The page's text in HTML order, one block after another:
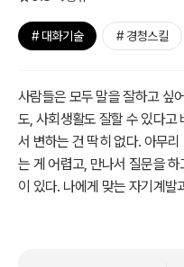
# 대화기술 # 경청스킬
사람들은 모두 말을 잘하고 싶
도, 사회생활도 잘할 수 있다고
서 변하는 건 딱히 없다. 아무
는 게 어렵고, 만나서 질문을
이 있다. 나에게 맞는 자기계발